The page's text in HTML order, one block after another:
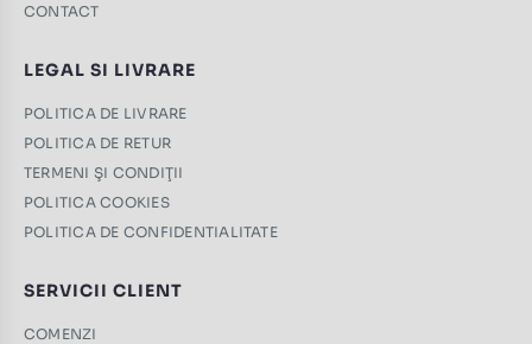
CONTACT
LEGAL SI LIVRARE
POLITICA DE LIVRARE
POLITICA DE RETUR
TERMENI ŞI CONDIŢII
POLITICA COOKIES
POLITICA DE CONFIDENTIALITATE
SERVICII CLIENT
COMENZI